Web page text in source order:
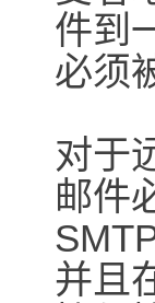
件到
必须
对于
邮件
并且